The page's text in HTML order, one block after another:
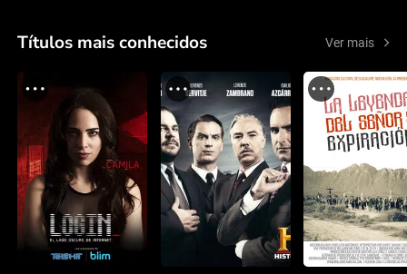
Títulos mais conhecidos Ver mais